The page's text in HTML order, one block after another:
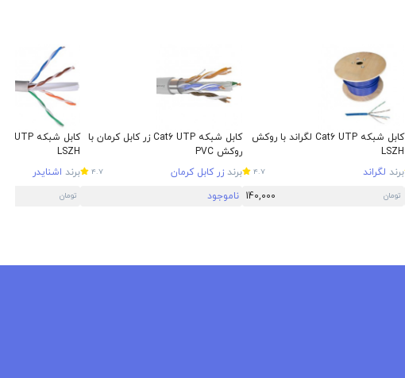
کابل شبکه Cat6 UTP لگراند با روکش
LSZH
برند لگراند 4.7
تومان 140,000
کابل شبکه Cat6 UTP زر کابل کرمان با
روکش PVC
برند زر کابل کرمان 4.7
ناموجود
LSZH
برند اشنایدر
تومان